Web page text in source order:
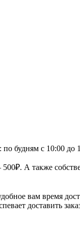
будням с 10:00 до
А также
вам время
доставить